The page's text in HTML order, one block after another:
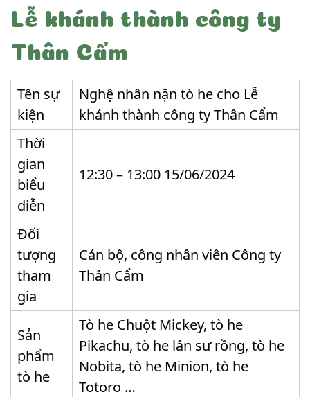
Lễ khánh thành công ty
Thân Cẩm
Tên sự
kiện
Nghệ nhân nặn tò he cho Lễ
khánh thành công ty Thân Cẩm
Thời
gian
biểu
diễn
12:30 – 13:00 15/06/2024
Đối
tượng
tham
gia
Cán bộ, công nhân viên Công ty
Thân Cẩm
Sản
phẩm
tò he
Tò he Chuột Mickey, tò he
Pikachu, tò he lân sư rồng, tò he
Nobita, tò he Minion, tò he
Totoro …